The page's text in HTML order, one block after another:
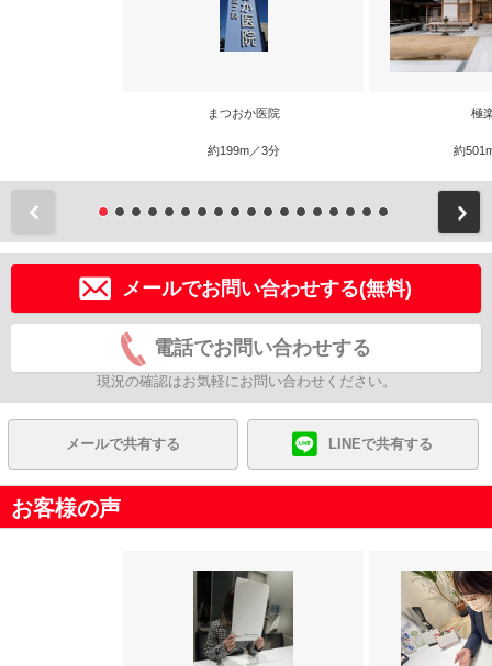
まつおか医院
約199m／3分
極
約
メールでお問い合わせする(無料)
電話でお問い合わせする
現況の確認はお気軽にお問い合わせください。
メールで共有する LINEで共有する
お客様の声